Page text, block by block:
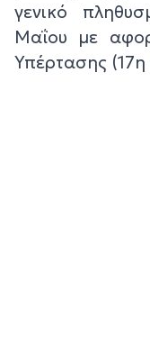
γενικό
Μαΐου με
Υπέρτασης